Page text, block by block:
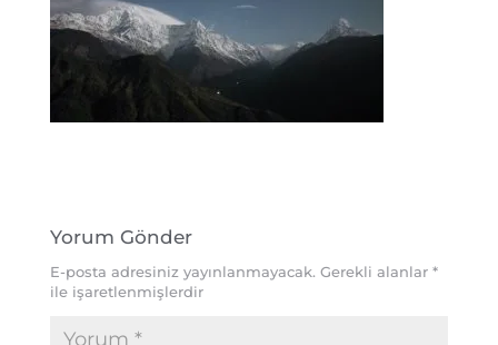
Yorum Gönder
E-posta adresiniz yayınlanmayacak. Gerekli alanlar *
ile işaretlenmişlerdir